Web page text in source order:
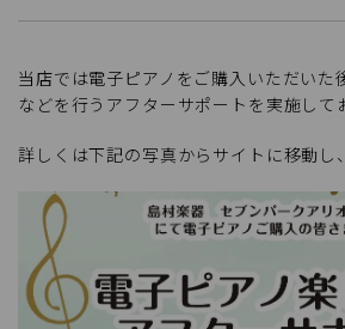
当店では電子ピアノをご購入いただいた
などを行うアフターサポートを実施して
詳しくは下記の写真からサイトに移動し